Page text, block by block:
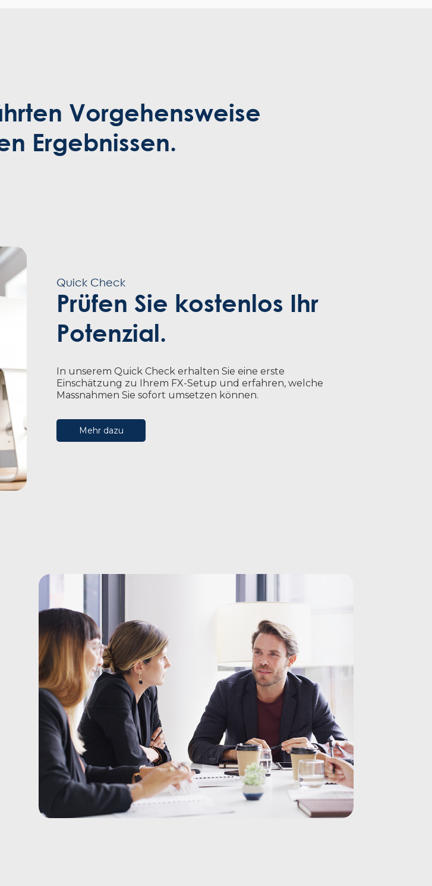
Vorgehensweise
Ergebnissen.
Quick Check
Prüfen Sie kostenlos Ihr
Potenzial.
In unserem Quick Check erhalten Sie eine erste
Einschätzung zu Ihrem FX-Setup und erfahren, welche
Massnahmen Sie sofort umsetzen können.
Mehr dazu